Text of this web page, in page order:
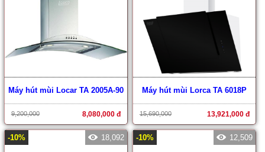
Máy hút mùi Locar TA 2005A-90
9,200,000 8,080,000 đ
Máy hút mùi Lorca TA 6018P
15,690,000 13,921,000 đ
-10% 18,092 -10% 12,509